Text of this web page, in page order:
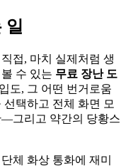
일
접, 마치 실제처럼 생
수 있는 무료 장난 도
도, 그 어떤 번거로움
택하고 전체 화면 모
—그리고 약간의 당황스
체 화상 통화에 재미